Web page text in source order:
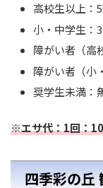
高校生以上：
小・中学生：
障がい者（高
障がい者（小
奨学生未満：
※エサ代：1回：
四季彩の丘